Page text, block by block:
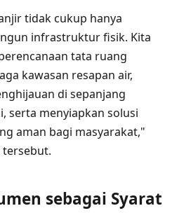
tidak cukup hanya
infrastruktur fisik. Kita
tata ruang
kawasan resapan air,
di sepanjang
serta menyiapkan solusi
aman bagi masyarakat,"
sebagai Syarat